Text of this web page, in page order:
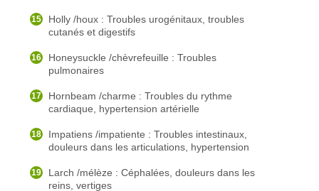
Holly /houx : Troubles urogénitaux, troubles
cutanés et digestifs
Honeysuckle /chèvrefeuille : Troubles
pulmonaires
Hornbeam /charme : Troubles du rythme
cardiaque, hypertension artérielle
Impatiens /impatiente : Troubles intestinaux,
douleurs dans les articulations, hypertension
Larch /mélèze : Céphalées, douleurs dans les
reins, vertiges